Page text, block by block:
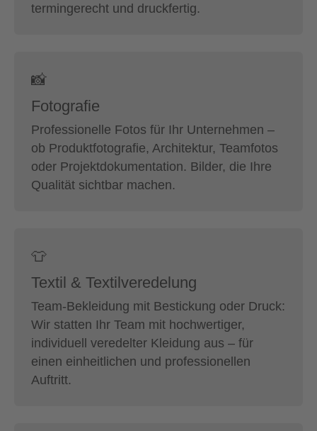
termingerecht und druckfertig.
📸
Fotografie
Professionelle Fotos für Ihr Unternehmen –
ob Produktfotografie, Architektur, Teamfotos
oder Projektdokumentation. Bilder, die Ihre
Qualität sichtbar machen.
👕
Textil & Textilveredelung
Team-Bekleidung mit Bestickung oder Druck:
Wir statten Ihr Team mit hochwertiger,
individuell veredelter Kleidung aus – für
einen einheitlichen und professionellen
Auftritt.